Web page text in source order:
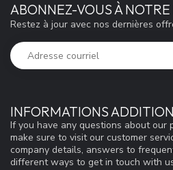
INFORMATIONS
If you have any questions about our
make sure to visit our customer
company details, answers to
different ways to get in touch with
ABONNEZ-VOUS À
Restez à jour avec nos dernières